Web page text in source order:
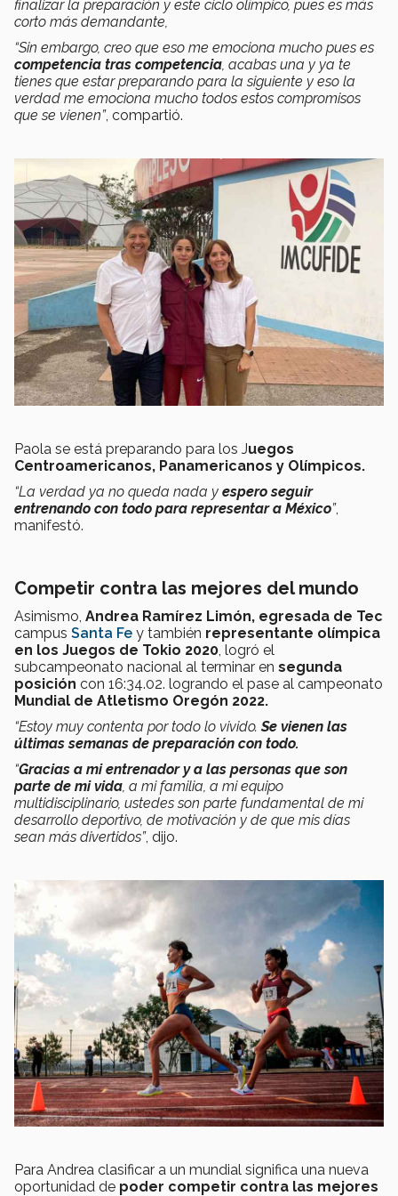
finalizar la preparación y este ciclo olímpico, pues es más
corto más demandante,
“Sin embargo, creo que eso me emociona mucho pues es
competencia tras competencia, acabas una y ya te
tienes que estar preparando para la siguiente y eso la
verdad me emociona mucho todos estos compromisos
que se vienen”, compartió.
Paola se está preparando para los Juegos
Centroamericanos, Panamericanos y Olímpicos.
“La verdad ya no queda nada y espero seguir
entrenando con todo para representar a México”,
manifestó.
Competir contra las mejores del mundo
Asimismo, Andrea Ramírez Limón, egresada de Tec
campus Santa Fe y también representante olímpica
en los Juegos de Tokio 2020 , logró el
subcampeonato nacional al terminar en segunda
posición con 16:34.02. logrando el pase al campeonato
Mundial de Atletismo Oregón 2022.
“Estoy muy contenta por todo lo vivido.Se vienen las
últimas semanas de preparación con todo.
“Gracias a mi entrenador y a las personas que son
parte de mi vida , a mi familia, a mi equipo
multidisciplinario, ustedes son parte fundamental de mi
desarrollo deportivo, de motivación y de que mis días
sean más divertidos”, dijo.
Para Andrea clasificar a un mundial significa una nueva
oportunidad de poder competir contra las mejores